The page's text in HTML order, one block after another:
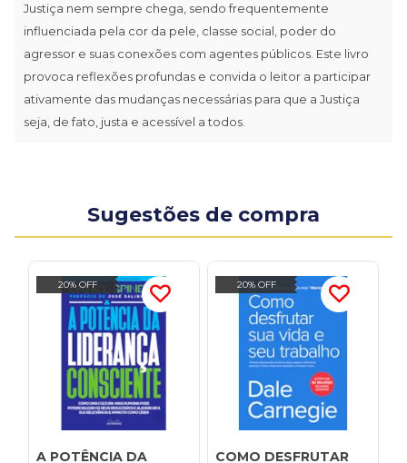
Justiça nem sempre chega, sendo frequentemente
influenciada pela cor da pele, classe social, poder do
agressor e suas conexões com agentes públicos. Este livro
provoca reflexões profundas e convida o leitor a participar
ativamente das mudanças necessárias para que a Justiça
seja, de fato, justa e acessível a todos.
Sugestões de compra
20% OFF
A POTÊNCIA DA
20% OFF
COMO DESFRUTAR